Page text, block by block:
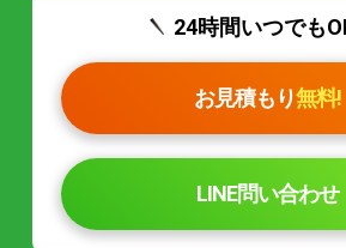
24時間いつでも
お見積もり無料!
LINE問い合わせ